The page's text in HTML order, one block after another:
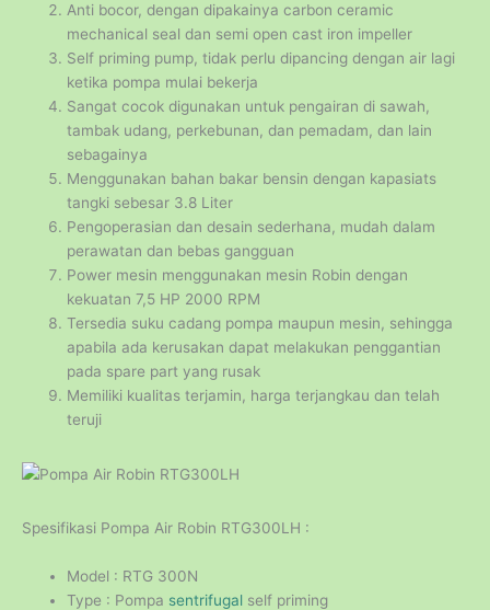
Anti bocor, dengan dipakainya carbon ceramic
mechanical seal dan semi open cast iron impeller
Self priming pump, tidak perlu dipancing dengan air lagi
ketika pompa mulai bekerja
Sangat cocok digunakan untuk pengairan di sawah,
tambak udang, perkebunan, dan pemadam, dan lain
sebagainya
Menggunakan bahan bakar bensin dengan kapasiats
tangki sebesar 3.8 Liter
Pengoperasian dan desain sederhana, mudah dalam
perawatan dan bebas gangguan
Power mesin menggunakan mesin Robin dengan
kekuatan 7,5 HP 2000 RPM
Tersedia suku cadang pompa maupun mesin, sehingga
apabila ada kerusakan dapat melakukan penggantian
pada spare part yang rusak
Memiliki kualitas terjamin, harga terjangkau dan telah
teruji
Spesifikasi Pompa Air Robin RTG300LH :
Model : RTG 300N
Type : Pompa sentrifugal self priming